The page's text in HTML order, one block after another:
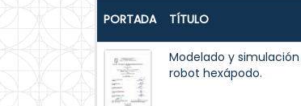
PORTADA TÍTULO
Modelado y
robot hexápodo.